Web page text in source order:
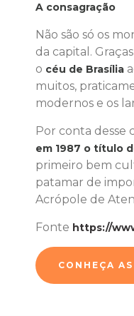
A consagração
Não são só os
da capital.
o céu de Brasília
muitos,
modernos e os
Por conta desse
em 1987 o título
primeiro bem
patamar de
Acrópole de
Fonte https://
CONHEÇA